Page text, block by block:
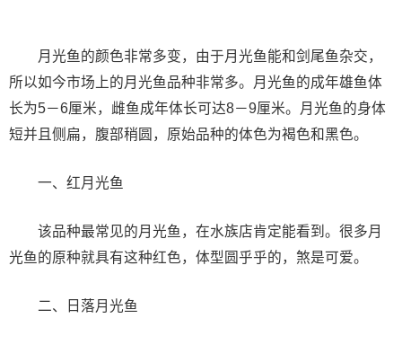
月光鱼的颜色非常多变，由于月光鱼能和剑尾鱼杂交，
所以如今市场上的月光鱼品种非常多。月光鱼的成年雄鱼体
长为5－6厘米，雌鱼成年体长可达8－9厘米。月光鱼的身体
短并且侧扁，腹部稍圆，原始品种的体色为褐色和黑色。
一、红月光鱼
该品种最常见的月光鱼，在水族店肯定能看到。很多月
光鱼的原种就具有这种红色，体型圆乎乎的，煞是可爱。
二、日落月光鱼